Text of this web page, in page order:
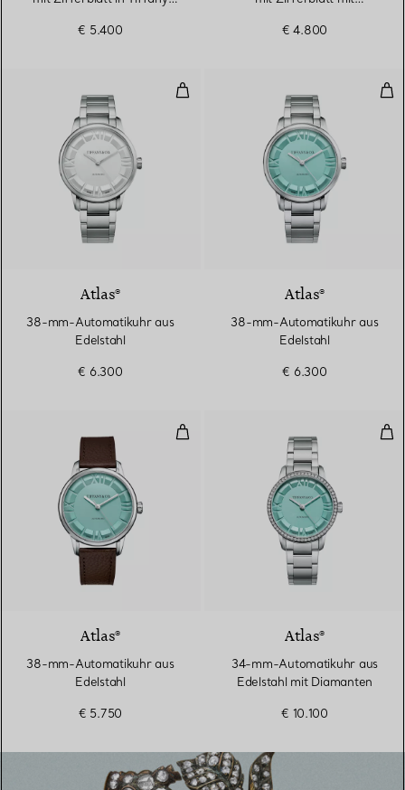
€ 5.400
€ 4.800
38-mm-Automatikuhr aus
2 Farben
Atlas®
38-mm-Automatikuhr aus
Edelstahl
€ 6.300
Atlas®
38-mm-Automatikuhr aus
Edelstahl
€ 6.300
38-mm-Automatikuhr aus
Atlas®
38-mm-Automatikuhr aus
Edelstahl
€ 5.750
Atlas®
34-mm-Automatikuhr aus
Edelstahl mit Diamanten
€ 10.100